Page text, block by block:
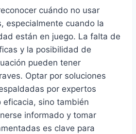
cuándo no usar
especialmente cuando la
están en juego. La falta de
y la posibilidad de
pueden tener
Optar por soluciones
por expertos
eficacia, sino también
informado y tomar
es clave para